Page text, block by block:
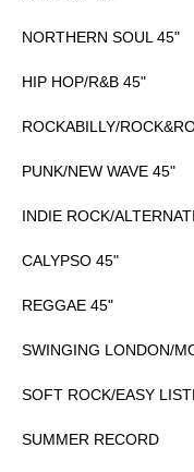
NORTHERN SOUL 45"
HIP HOP/R&B 45"
ROCKABILLY/
PUNK/NEW WAVE 45"
INDIE ROCK/
CALYPSO 45"
REGGAE 45"
SWINGING LONDON/
SOFT ROCK/EASY
SUMMER RECORD